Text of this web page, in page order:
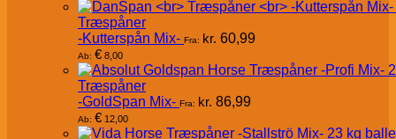
Træspåner
-Kutterspån Mix- Fra: kr. 60,99
Ab: € 8,00
Træspåner
-GoldSpan Mix- Fra: kr. 86,99
Ab: € 12,00